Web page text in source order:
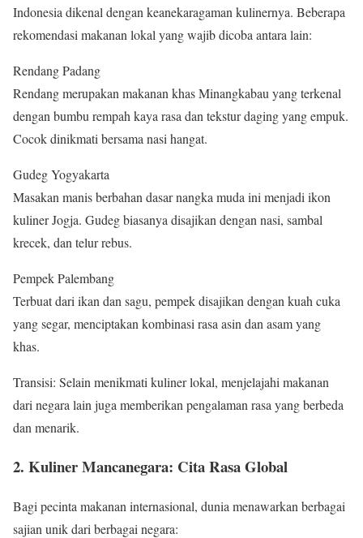
Indonesia dikenal dengan keanekaragaman kulinernya. Beberapa
rekomendasi makanan lokal yang wajib dicoba antara lain:
Rendang Padang
Rendang merupakan makanan khas Minangkabau yang terkenal
dengan bumbu rempah kaya rasa dan tekstur daging yang empuk.
Cocok dinikmati bersama nasi hangat.
Gudeg Yogyakarta
Masakan manis berbahan dasar nangka muda ini menjadi ikon
kuliner Jogja. Gudeg biasanya disajikan dengan nasi, sambal
krecek, dan telur rebus.
Pempek Palembang
Terbuat dari ikan dan sagu, pempek disajikan dengan kuah cuka
yang segar, menciptakan kombinasi rasa asin dan asam yang
khas.
Transisi: Selain menikmati kuliner lokal, menjelajahi makanan
dari negara lain juga memberikan pengalaman rasa yang berbeda
dan menarik.
2. Kuliner Mancanegara: Cita Rasa Global
Bagi pecinta makanan internasional, dunia menawarkan berbagai
sajian unik dari berbagai negara: